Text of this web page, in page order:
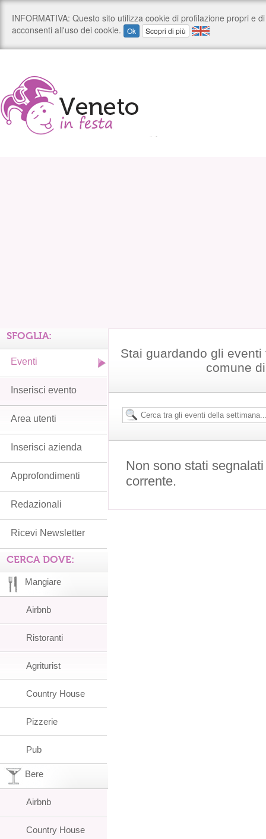
Stai guardando gli
comune
Non sono stati
corrente.
SFOGLIA:
Eventi
Inserisci evento
Area utenti
Inserisci azienda
Approfondimenti
Redazionali
Ricevi Newsletter
CERCA DOVE:
Mangiare
Airbnb
Ristoranti
Agriturist
Country House
Pizzerie
Pub
Bere
Airbnb
Country House